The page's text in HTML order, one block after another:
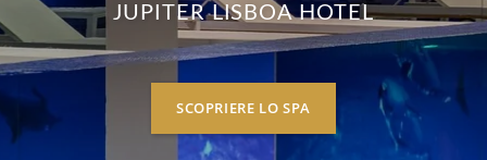
JUPITER LISBOA HOTEL
SCOPRIERE LO SPA